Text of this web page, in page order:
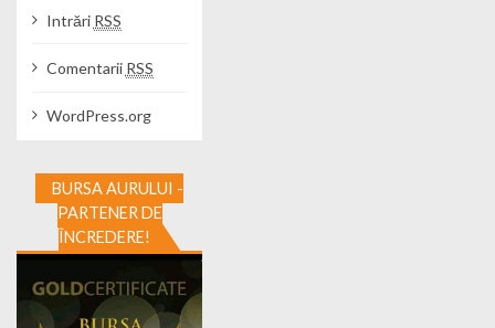
Intrări RSS
Comentarii RSS
WordPress.org
BURSA AURULUI -
PARTENER DE
ÎNCREDERE!